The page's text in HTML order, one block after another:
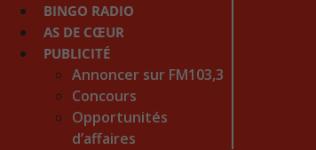
BINGO RADIO
AS DE CŒUR
PUBLICITÉ
Annoncer sur FM103,3
Concours
Opportunités
d’affaires